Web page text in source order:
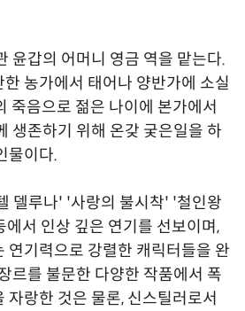
윤갑의 어머니 영금 역을 맡는다.
농가에서 태어나 양반가에 소실
죽음으로 젊은 나이에 본가에서
생존하기 위해 온갖 궂은일을 하
물이다.
델루나' '사랑의 불시착' '철인왕
서 인상 깊은 연기를 선보이며,
연기력으로 강렬한 캐릭터들을 완
르를 불문한 다양한 작품에서 폭
자랑한 것은 물론, 신스틸러로서